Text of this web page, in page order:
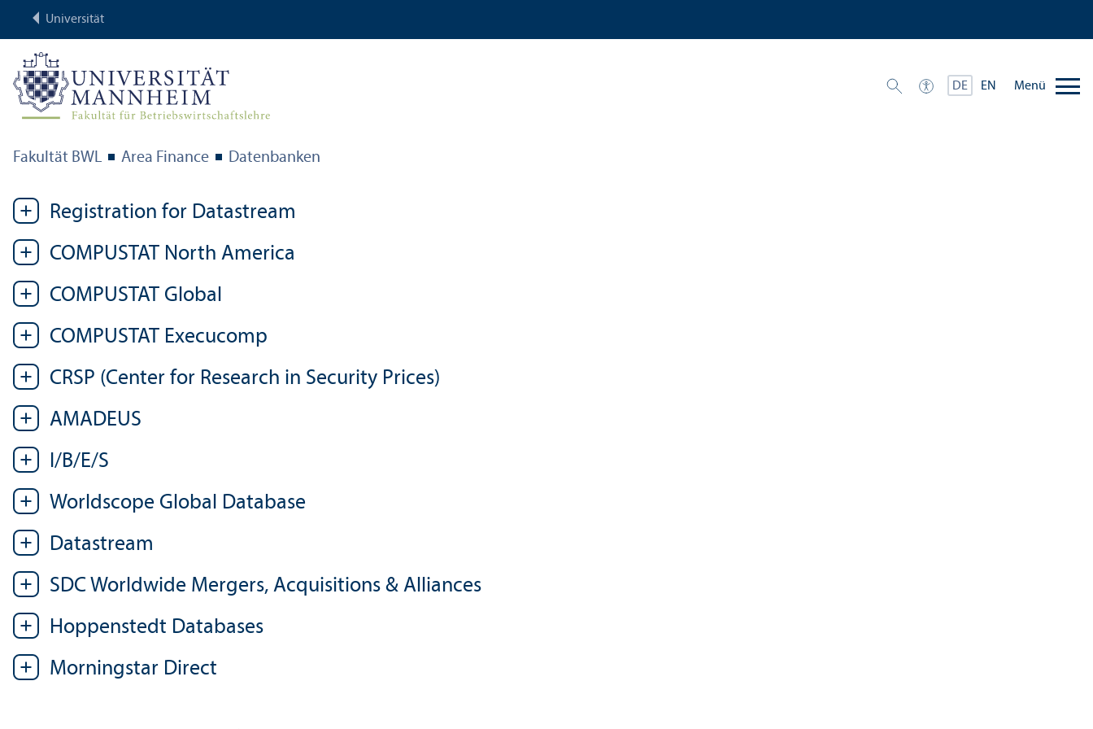
Universität
DE EN Menü
Fakultät BWL Area Finance Datenbanken
Registration for Datastream
COMPUSTAT North America
COMPUSTAT Global
COMPUSTAT Execucomp
CRSP (Center for Research in Security Prices)
AMADEUS
I/B/E/S
Worldscope Global Database
Datastream
SDC Worldwide Mergers, Acquisitions & Alliances
Hoppenstedt Databases
Morningstar Direct